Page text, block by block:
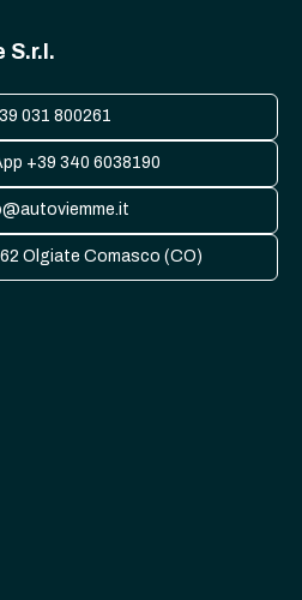
S.r.l.
031 800261
+39 340 6038190
Olgiate Comasco (CO)